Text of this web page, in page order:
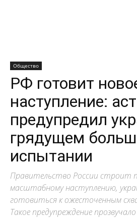
Общество
РФ готовит
наступление:
предупредил
грядущем
испытании
Правительство России строит
масштабному наступлению,
готовиться к ожесточенным
Такое предупреждение